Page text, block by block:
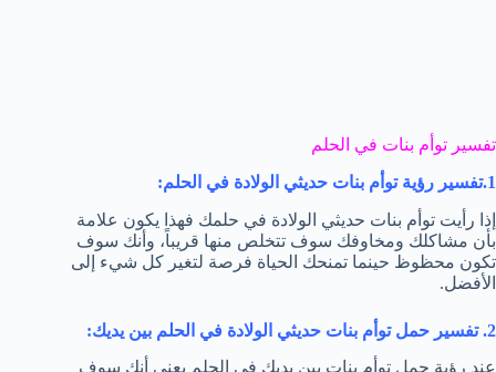
تفسير توأم بنات في الحلم
1.تفسير رؤية توأم بنات حديثي الولادة في الحلم:
إذا رأيت توأم بنات حديثي الولادة في حلمك فهذا يكون علامة
بأن مشاكلك ومخاوفك سوف تتخلص منها قريباً، وأنك سوف
تكون محظوظ حينما تمنحك الحياة فرصة لتغير كل شيء إلى
الأفضل.
2. تفسير حمل توأم بنات حديثي الولادة في الحلم بين يديك:
عند رؤية حمل توأم بنات بين يديك في الحلم يعني أنك سوف